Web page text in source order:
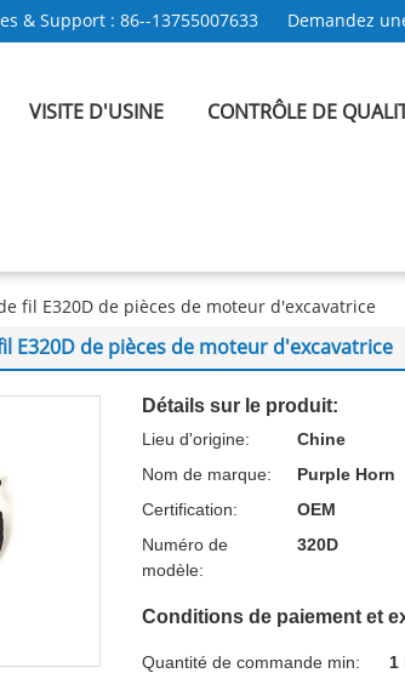
& Support : 86--13755007633 Demandez
VISITE D'USINE CONTRÔLE DE
fil E320D de pièces de moteur d'excavatrice
E320D de pièces de moteur d'excavatrice
Détails sur le produit:
Lieu d'origine:
Chine
Nom de marque:
Purple Horn
Certification:
OEM
Numéro de
modèle:
320D
Conditions de paiement et
Quantité de commande min:
1